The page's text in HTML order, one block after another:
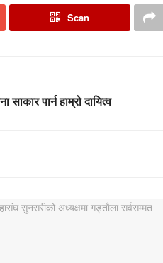
Scan
साकार पार्न हाम्रो दायित्व